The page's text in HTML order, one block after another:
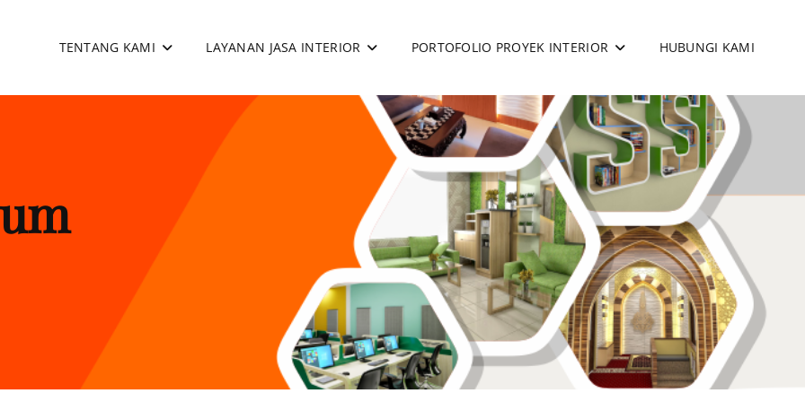
TENTANG KAMI LAYANAN JASA INTERIOR PORTOFOLIO PROYEK INTERIOR HUBUNGI KAMI